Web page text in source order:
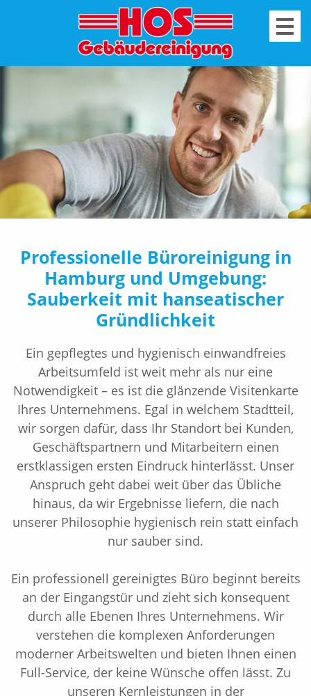
Professionelle Büroreinigung in
Hamburg und Umgebung:
Sauberkeit mit hanseatischer
Gründlichkeit
Ein gepflegtes und hygienisch einwandfreies
Arbeitsumfeld ist weit mehr als nur eine
Notwendigkeit – es ist die glänzende Visitenkarte
Ihres Unternehmens. Egal in welchem Stadtteil,
wir sorgen dafür, dass Ihr Standort bei Kunden,
Geschäftspartnern und Mitarbeitern einen
erstklassigen ersten Eindruck hinterlässt. Unser
Anspruch geht dabei weit über das Übliche
hinaus, da wir Ergebnisse liefern, die nach
unserer Philosophie hygienisch rein statt einfach
nur sauber sind.
Ein professionell gereinigtes Büro beginnt bereits
an der Eingangstür und zieht sich konsequent
durch alle Ebenen Ihres Unternehmens. Wir
verstehen die komplexen Anforderungen
moderner Arbeitswelten und bieten Ihnen einen
Full-Service, der keine Wünsche offen lässt. Zu
unseren Kernleistungen in der